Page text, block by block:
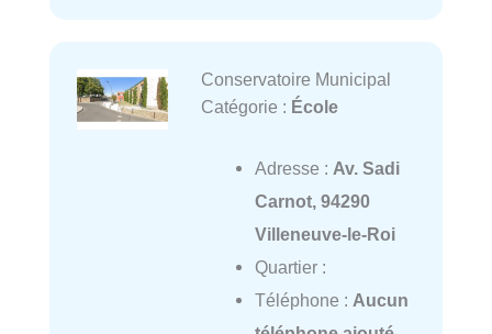
Conservatoire Municipal
Catégorie : École
Adresse : Av. Sadi
Carnot, 94290
Villeneuve-le-Roi
Quartier :
Téléphone : Aucun